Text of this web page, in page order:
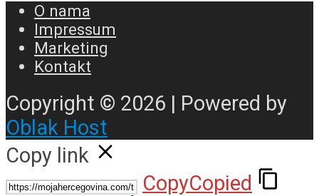
O nama
Impressum
Marketing
Kontakt
Copyright © 2026 | Powered by
Oblak Host
Copy link
CopyCopied